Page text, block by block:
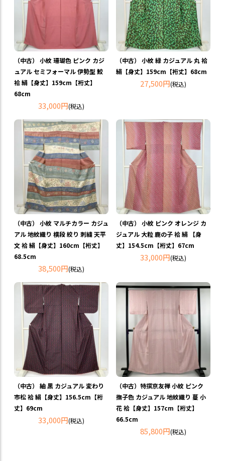
（中古） 小紋 珊瑚色 ピンク カジ
ュアル セミフォーマル 伊勢型 鮫
袷 絹【身丈】159cm【裄丈】
68cm
33,000円(税込)
（中古） 小紋 緑 カジュアル 丸 袷
絹【身丈】159cm【裄丈】68cm
27,500円(税込)
（中古） 小紋 マルチカラー カジュ
アル 地紋織り 横段 絞り 刺繍 天平
文 袷 絹【身丈】160cm【裄丈】
68.5cm
38,500円(税込)
（中古） 小紋 ピンク オレンジ カ
ジュアル 大粒 鹿の子 袷 絹 【身
丈】154.5cm【裄丈】67cm
33,000円(税込)
（中古） 紬 黒 カジュアル 変わり
市松 袷 絹【身丈】156.5cm【裄
丈】69cm
33,000円(税込)
（中古）特撰京友禅 小紋 ピンク
撫子色 カジュアル 地紋織り 蔓 小
花 袷【身丈】157cm【裄丈】
66.5cm
85,800円(税込)